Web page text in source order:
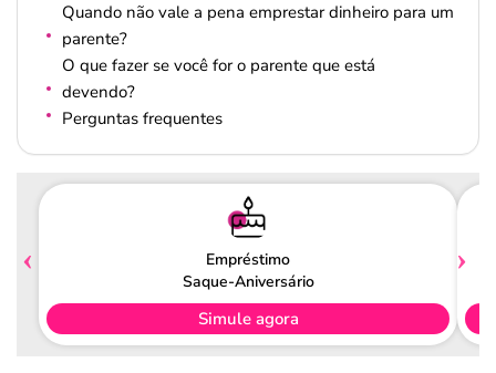
Quando não vale a pena emprestar dinheiro para um
parente?
O que fazer se você for o parente que está
devendo?
Perguntas frequentes
Empréstimo
Saque-Aniversário
Simule agora